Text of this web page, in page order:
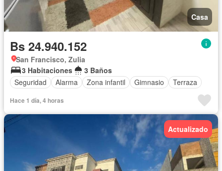
Casa
Bs 24.940.152
San Francisco, Zulia
3 Habitaciones
3 Baños
Seguridad
Alarma Zona infantil Gimnasio Terraza
Hace 1 día, 4 horas
Actualizado